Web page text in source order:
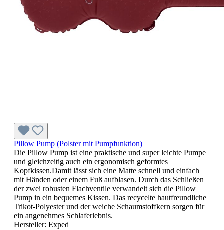
Pillow Pump (Polster mit Pumpfunktion)
Die Pillow Pump ist eine praktische und super leichte Pumpe
und gleichzeitig auch ein ergonomisch geformtes
Kopfkissen.Damit lässt sich eine Matte schnell und einfach
mit Händen oder einem Fuß aufblasen. Durch das Schließen
der zwei robusten Flachventile verwandelt sich die Pillow
Pump in ein bequemes Kissen. Das recycelte hautfreundliche
Trikot-Polyester und der weiche Schaumstoffkern sorgen für
ein angenehmes Schlaferlebnis.
Hersteller: Exped